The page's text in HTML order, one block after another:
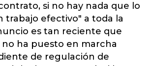
si no hay nada que lo
trabajo efectivo" a toda la
es tan reciente que
no ha puesto en marcha
de regulación de